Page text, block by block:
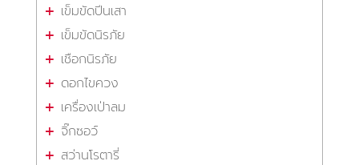
เข็มขัดปีนเสา
เข็มขัดนิรภัย
เชือกนิรภัย
ดอกไขควง
เครื่องเป่าลม
จิ๊กซอว์
สว่านโรตารี่